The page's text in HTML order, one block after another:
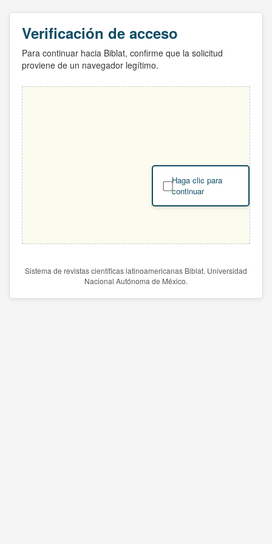
Verificación de acceso
Para continuar hacia Biblat, confirme que la solicitud
proviene de un navegador legítimo.
Haga clic para
continuar
Sistema de revistas científicas latinoamericanas Biblat. Universidad
Nacional Autónoma de México.